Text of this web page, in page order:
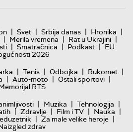
| Svet | Srbija danas | Hronika |
| Merila vremena | Rat u Ukrajini |
| Smatračnica | Podkast | EU
2026
| Tenis | Odbojka | Rukomet |
| Auto-moto | Ostali sportovi |
RTS
| Muzika | Tehnologija |
| Zdravlje | Film i TV | Nauka |
| Za male velike heroje |
zdrav